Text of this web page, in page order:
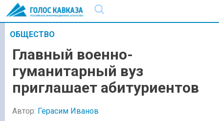
ОБЩЕСТВО
Главный военно-
гуманитарный вуз
приглашает абитуриентов
Автор: Герасим Иванов